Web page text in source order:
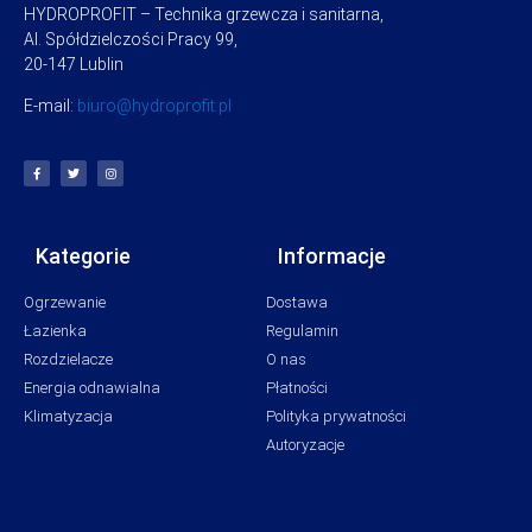
HYDROPROFIT – Technika grzewcza i sanitarna,
Al. Spółdzielczości Pracy 99,
20-147 Lublin
E-mail: biuro@hydroprofit.pl
Kategorie
Ogrzewanie
Łazienka
Rozdzielacze
Energia odnawialna
Klimatyzacja
Informacje
Dostawa
Regulamin
O nas
Płatności
Polityka prywatności
Autoryzacje